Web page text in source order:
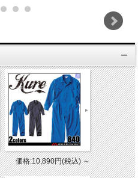
価格:10,890円(税込)～